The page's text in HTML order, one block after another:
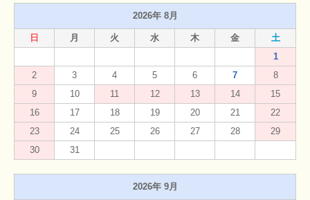
2026年 8月
日 月 火 水 木 金
土
1
2
3 4 5 6 7
8
9
10 11 12 13 14
15
16
17 18 19 20 21
22
23
24 25 26 27 28
29
30
31
2026年 9月